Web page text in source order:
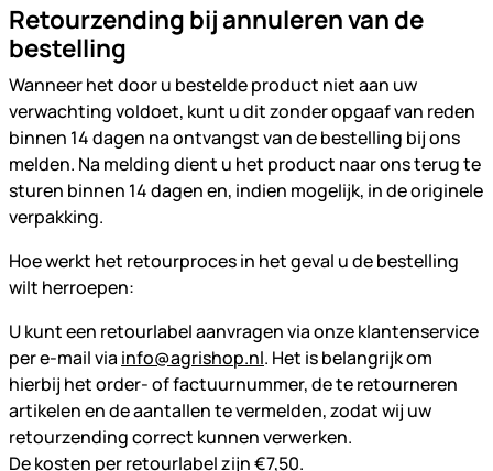
Retourzending bij annuleren van de
bestelling
Wanneer het door u bestelde product niet aan uw
verwachting voldoet, kunt u dit zonder opgaaf van reden
binnen 14 dagen na ontvangst van de bestelling bij ons
melden. Na melding dient u het product naar ons terug te
sturen binnen 14 dagen en, indien mogelijk, in de originele
verpakking.
Hoe werkt het retourproces in het geval u de bestelling
wilt herroepen:
U kunt een retourlabel aanvragen via onze klantenservice
per e-mail via info@agrishop.nl. Het is belangrijk om
hierbij het order- of factuurnummer, de te retourneren
artikelen en de aantallen te vermelden, zodat wij uw
retourzending correct kunnen verwerken.
De kosten per retourlabel zijn €7,50.